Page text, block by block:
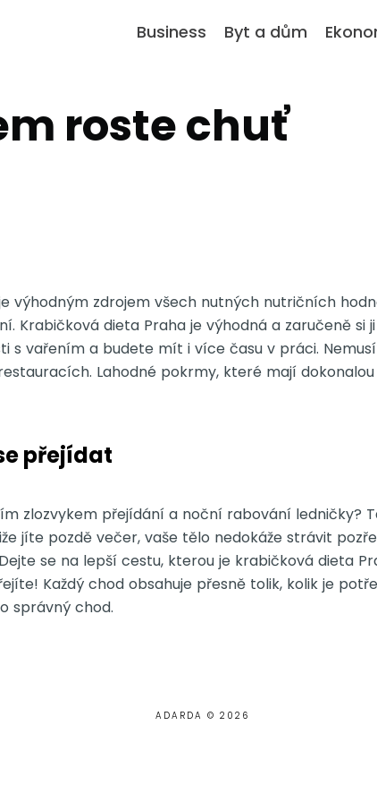
Business Byt a dům
roste chuť
výhodným zdrojem všech nutných nutričních
Krabičková dieta Praha je výhodná a zaručeně si
s vařením a budete mít i více času v práci.
Lahodné pokrmy, které mají dokonalou
přejídat
zlozvykem přejídání a noční rabování ledničky?
jíte pozdě večer, vaše tělo nedokáže strávit
se na lepší cestu, kterou je krabičková dieta
Každý chod obsahuje přesně tolik, kolik je
správný chod.
ADARDA © 2026